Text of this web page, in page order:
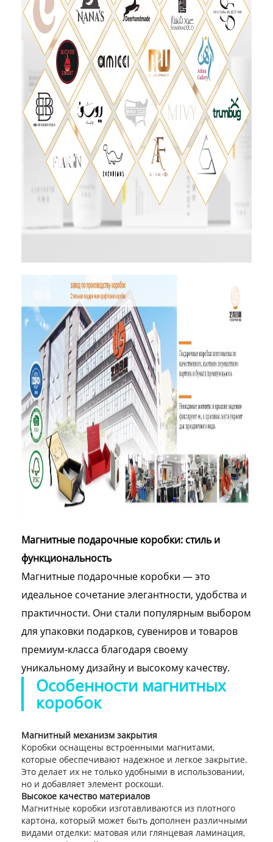
Магнитные подарочные коробки: стиль и
функциональность
Магнитные подарочные коробки — это
идеальное сочетание элегантности, удобства и
практичности. Они стали популярным выбором
для упаковки подарков, сувениров и товаров
премиум-класса благодаря своему
уникальному дизайну и высокому качеству.
Особенности магнитных
коробок
Магнитный механизм закрытия
Коробки оснащены встроенными магнитами,
которые обеспечивают надежное и легкое закрытие.
Это делает их не только удобными в использовании,
но и добавляет элемент роскоши.
Высокое качество материалов
Магнитные коробки изготавливаются из плотного
картона, который может быть дополнен различными
видами отделки: матовая или глянцевая ламинация,